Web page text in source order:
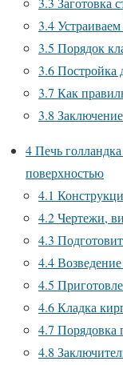
3.4
3.5 Порядок
3.6Постройка
3.7 Как
3.8 Заключение
4Печь
поверхностью
4.1
4.2Чертежи,
4.3
4.4
4.5
4.6Кладка
4.7 Порядовка
4.8